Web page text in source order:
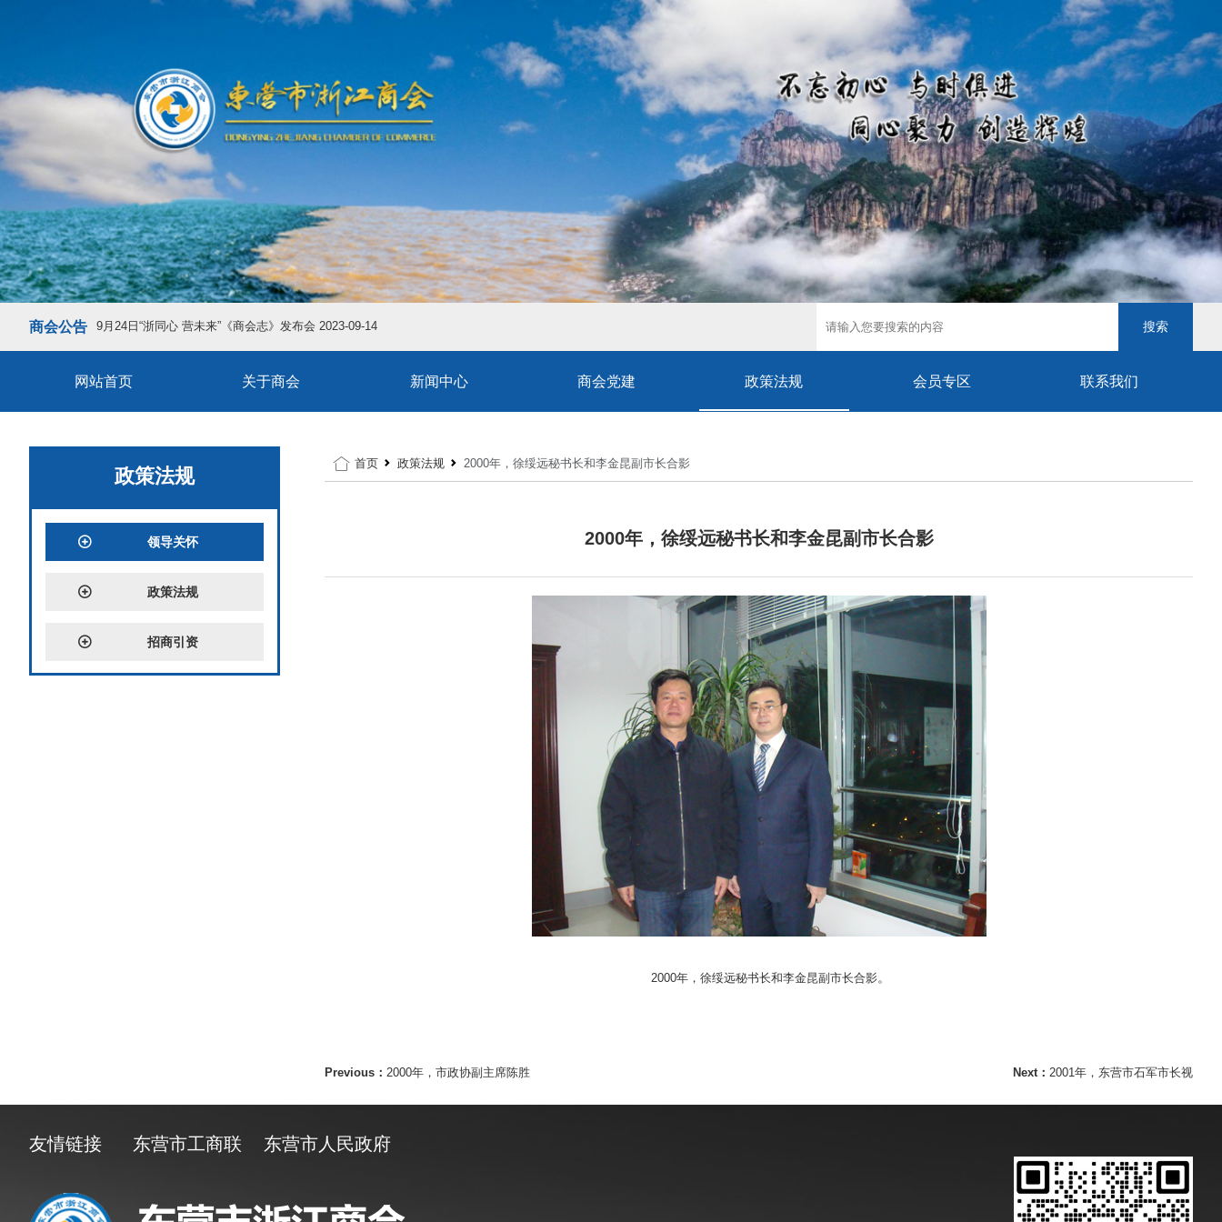
商会公告 9月24日“浙同心 营未来”《商会志》发布会 2023-09-14 搜索
网站首页 关于商会 新闻中心 商会党建 政策法规 会员专区 联系我们
政策法规
领导关怀
政策法规
招商引资
首页 政策法规 2000年，徐绥远秘书长和李金昆副市长合影
2000年，徐绥远秘书长和李金昆副市长合影
2000年，徐绥远秘书长和李金昆副市长合影。
Previous： 2000年，市政协副主席陈胜 Next：2001年，东营市石军市长视
友情链接 东营市工商联 东营市人民政府